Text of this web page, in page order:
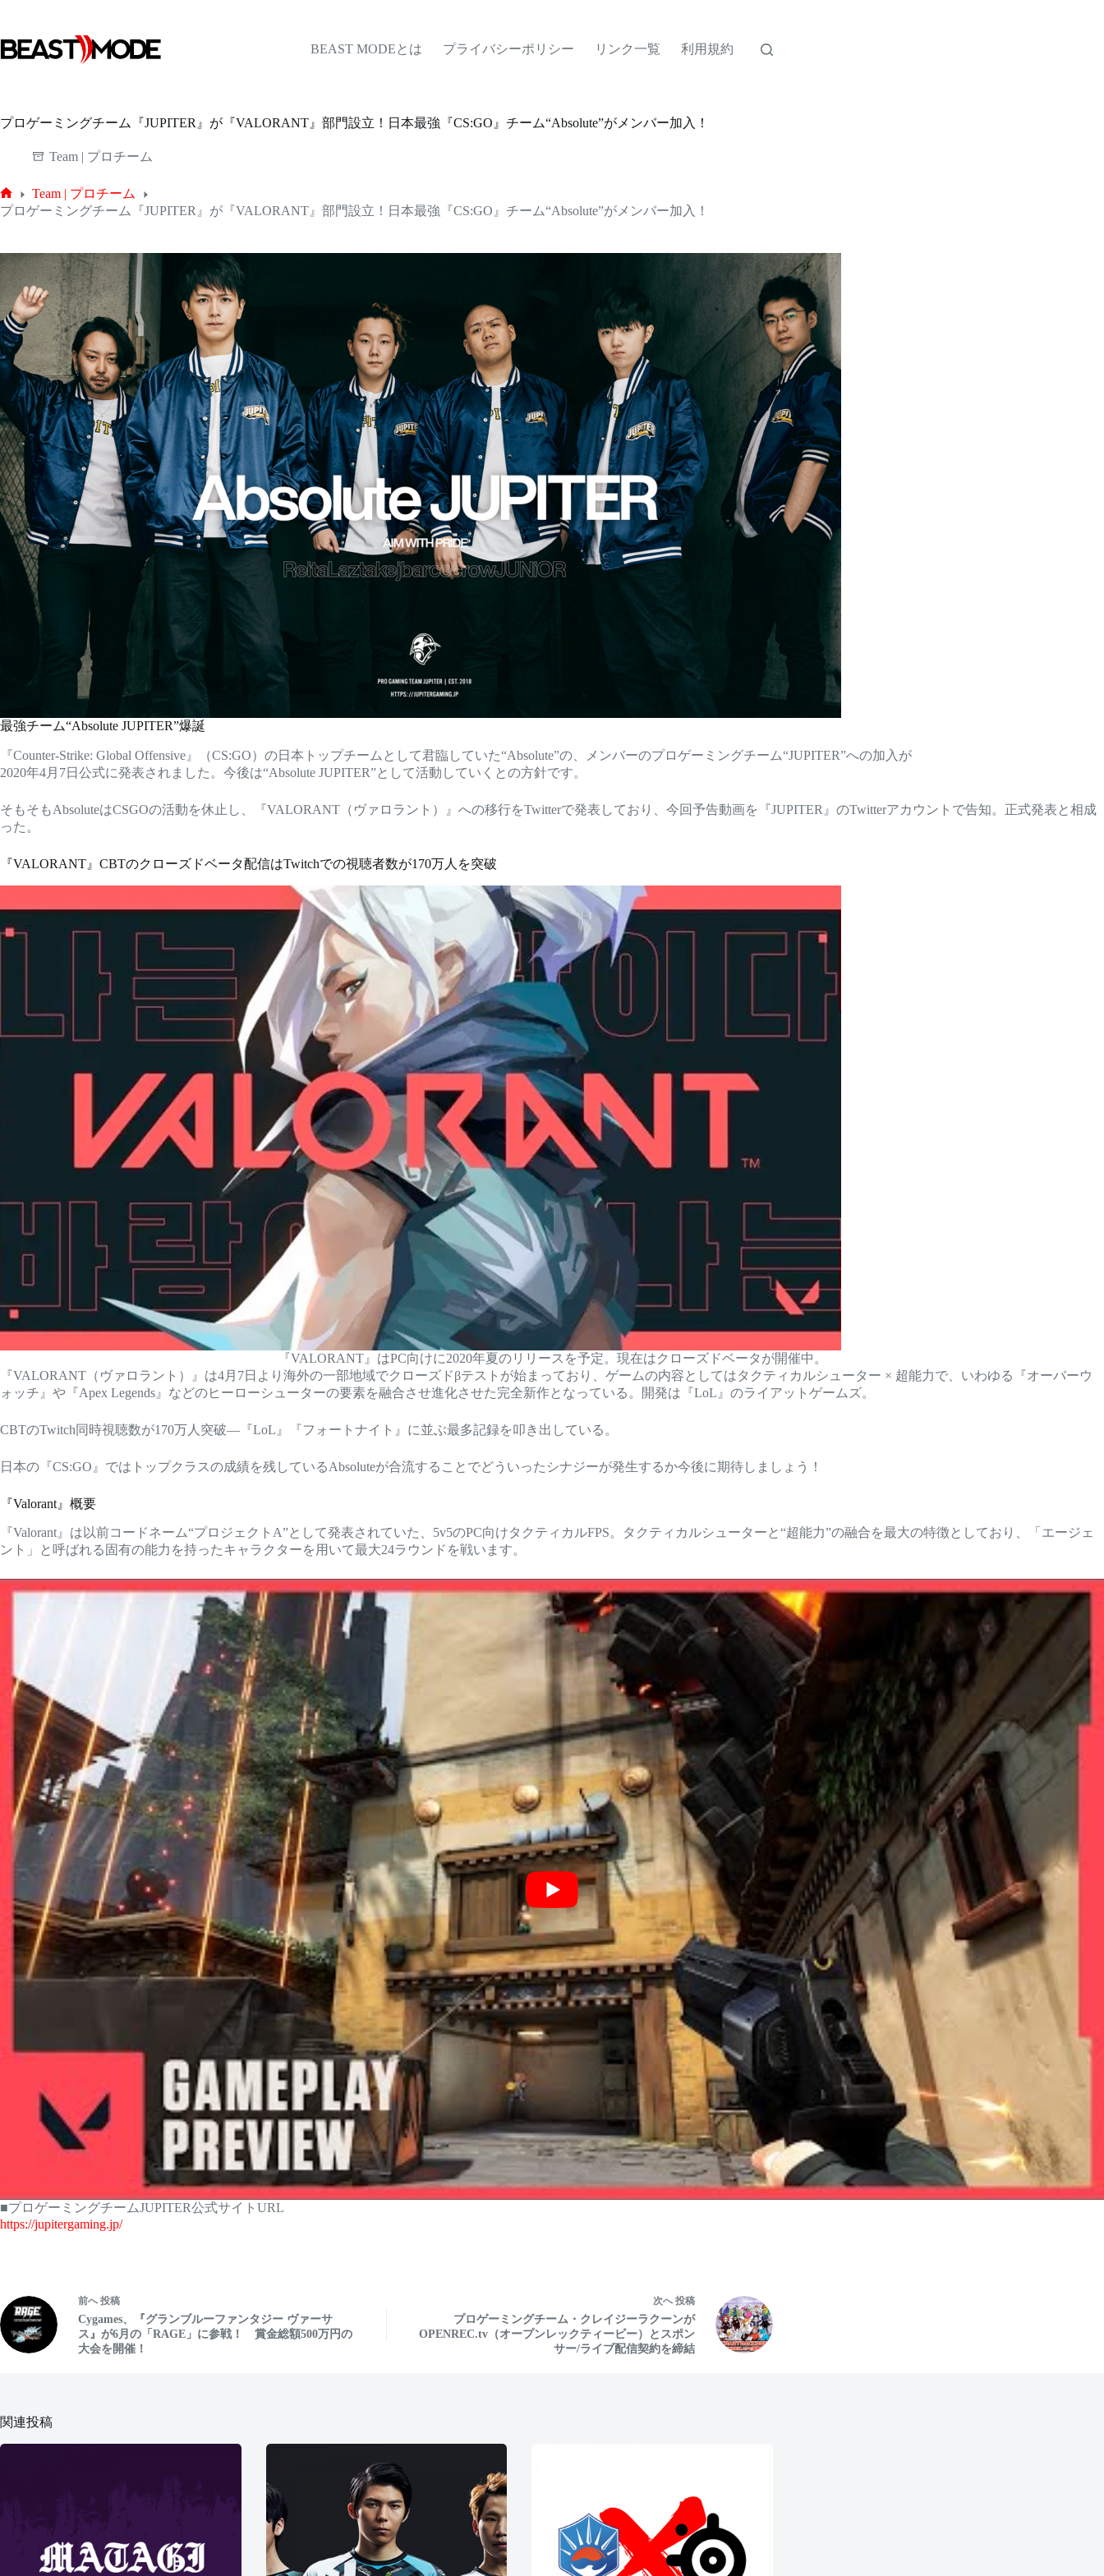
テ
ン
キ
BEAST MODEとは プライバシーポリシー リンク一覧 利用規約
プロゲーミングチーム『JUPITER』が『VALORANT』部門設立！日本最強『CS:GO』チーム“Absolute”がメンバー加入！
Team | プロチーム
ホ
Team | プロチーム
プロゲーミングチーム『JUPITER』が『VALORANT』部門設立！日本最強『CS:GO』チーム“Absolute”がメンバー加入！
最強チーム“Absolute JUPITER”爆誕
『Counter-Strike: Global Offensive』（CS:GO）の日本トップチームとして君臨していた“Absolute”の、メンバーのプロゲーミングチーム“JUPITER”への加入が
2020年4月7日公式に発表されました。今後は“Absolute JUPITER”として活動していくとの方針です。
そもそもAbsoluteはCSGOの活動を休止し、『VALORANT（ヴァロラント）』への移行をTwitterで発表しており、今回予告動画を『JUPITER』のTwitterアカウントで告知。正式発表と相成
った。
『VALORANT』CBTのクローズドベータ配信はTwitchでの視聴者数が170万人を突破
『VALORANT』はPC向けに2020年夏のリリースを予定。現在はクローズドベータが開催中。
『VALORANT（ヴァロラント）』は4月7日より海外の一部地域でクローズドβテストが始まっており、ゲームの内容としてはタクティカルシューター × 超能力で、いわゆる『オーバーウ
ォッチ』や『Apex Legends』などのヒーローシューターの要素を融合させ進化させた完全新作となっている。開発は『LoL』のライアットゲームズ。
CBTのTwitch同時視聴数が170万人突破―『LoL』『フォートナイト』に並ぶ最多記録を叩き出している。
日本の『CS:GO』ではトップクラスの成績を残しているAbsoluteが合流することでどういったシナジーが発生するか今後に期待しましょう！
『Valorant』概要
『Valorant』は以前コードネーム“プロジェクトA”として発表されていた、5v5のPC向けタクティカルFPS。タクティカルシューターと“超能力”の融合を最大の特徴としており、「エージェ
ント」と呼ばれる固有の能力を持ったキャラクターを用いて最大24ラウンドを戦います。
■プロゲーミングチームJUPITER公式サイトURL
https://jupitergaming.jp/
前へ投稿
Cygames、『グランブルーファンタジー ヴァーサ
ス』が6月の「RAGE」に参戦！ 賞金総額500万円の
大会を開催！
次へ投稿
プロゲーミングチーム・クレイジーラクーンが
OPENREC.tv（オープンレックティービー）とスポン
サー/ライブ配信契約を締結
関連投稿